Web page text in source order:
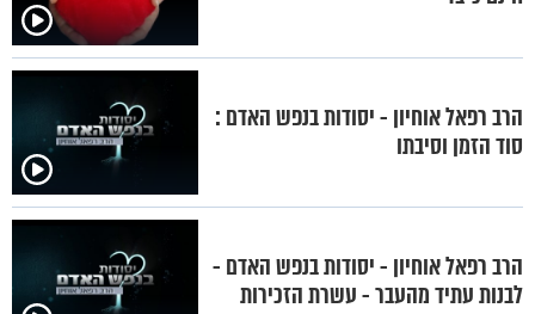
הרב רפאל אוחיון - יסודות בנפש האדם :
סוד הזמן וסיבתו
הרב רפאל אוחיון - יסודות בנפש האדם -
לבנות עתיד מהעבר - עשרת הזכירות